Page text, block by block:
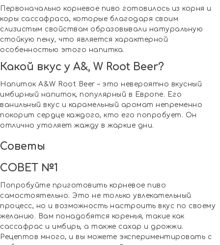
Первоначально корневое пиво готовилось из корня и
коры сассафраса, которые благодаря своим
слизистым свойствам образовывали натуральную
стойкую пену, что является характерной
особенностью этого напитка.
Какой вкус у A&, W Root Beer?
Напиток A&W Root Beer – это невероятно вкусный
имбирный напиток, популярный в Европе. Его
ванильный вкус и карамельный аромат непременно
покорит сердце каждого, кто его попробует. Он
отлично утоляет жажду в жаркие дни.
Советы
СОВЕТ №1
Попробуйте приготовить корневое пиво
самостоятельно. Это не только увлекательный
процесс, но и возможность настроить вкус по своему
желанию. Вам понадобятся коренья, такие как
сассафрас и имбирь, а также сахар и дрожжи.
Рецептов много, и вы можете экспериментировать с